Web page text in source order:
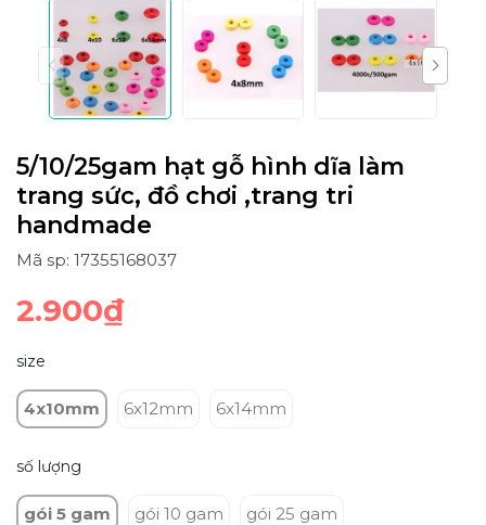
5/10/25gam hạt gỗ hình dĩa làm
trang sức, đồ chơi ,trang tri
handmade
Mã sp: 17355168037
2.900₫
size
4x10mm 6x12mm 6x14mm
số lượng
gói 5 gam gói 10 gam gói 25 gam